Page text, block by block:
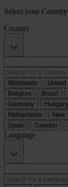
Select your
Country
Worldwide United
Belgium
Brazil
Germany
Hungary
Netherlands
New
Spain
Sweden
Language